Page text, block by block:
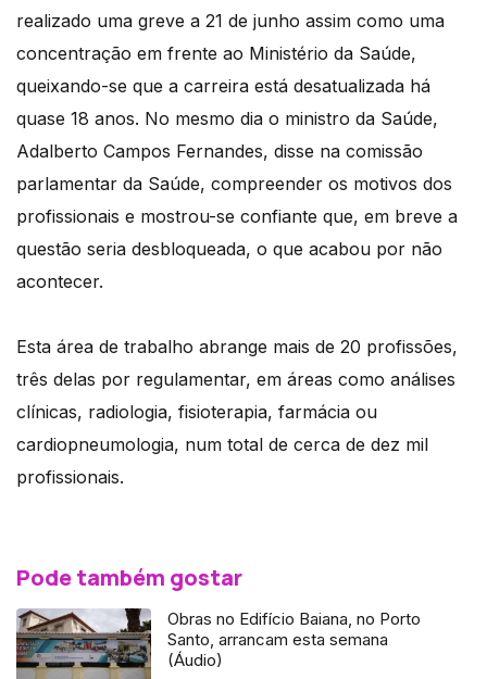
realizado uma greve a 21 de junho assim como uma
concentração em frente ao Ministério da Saúde,
queixando-se que a carreira está desatualizada há
quase 18 anos. No mesmo dia o ministro da Saúde,
Adalberto Campos Fernandes, disse na comissão
parlamentar da Saúde, compreender os motivos dos
profissionais e mostrou-se confiante que, em breve a
questão seria desbloqueada, o que acabou por não
acontecer.
Esta área de trabalho abrange mais de 20 profissões,
três delas por regulamentar, em áreas como análises
clínicas, radiologia, fisioterapia, farmácia ou
cardiopneumologia, num total de cerca de dez mil
profissionais.
Pode também gostar
Obras no Edifício Baiana, no Porto
Santo, arrancam esta semana
(Áudio)